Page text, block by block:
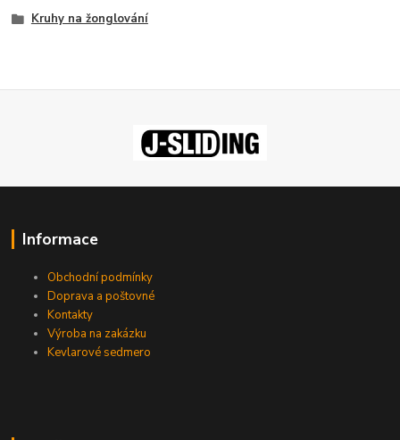
Kruhy na žonglování
Informace
Obchodní podmínky
Doprava a poštovné
Kontakty
Výroba na zakázku
Kevlarové sedmero